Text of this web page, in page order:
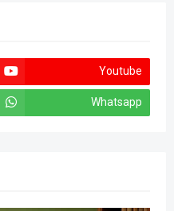
Youtube
Whatsapp